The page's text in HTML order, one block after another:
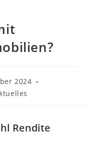
2024
Rendite